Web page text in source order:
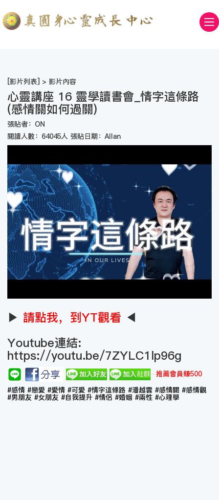
[影片列表] > 影片內容
心靈講座 16 靈學讀書會_情字這條路
(感情關如何過關)
張貼者：ON
閱讀人數：64045人 張貼日期：Allan
▶ 請點我，到YT觀看 ◀
Youtube連結:
https://youtu.be/7ZYLC1lp96g
推薦會員賺500
#感情 #戀愛 #愛情 #可愛 #情字這條路 #潘越雲 #感情關 #感情觀
#男朋友 #女朋友 #自我提升 #情侶 #婚姻 #兩性 #心理學